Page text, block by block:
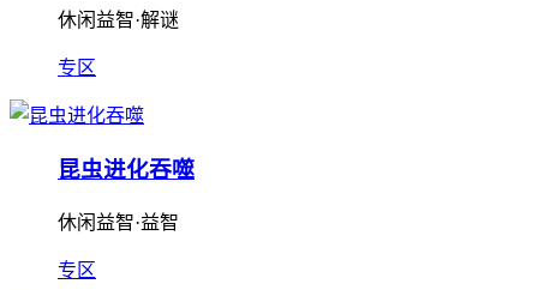
休闲益智·解谜
专区
昆虫进化吞噬
休闲益智·益智
专区